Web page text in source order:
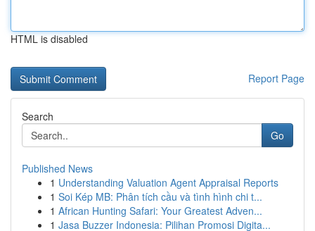
HTML is disabled
Report Page
Search
Go
Published News
1 Understanding Valuation Agent Appraisal Reports
1 Soi Kép MB: Phân tích cầu và tình hình chi t...
1 African Hunting Safari: Your Greatest Adven...
1 Jasa Buzzer Indonesia: Pilihan Promosi Digita...